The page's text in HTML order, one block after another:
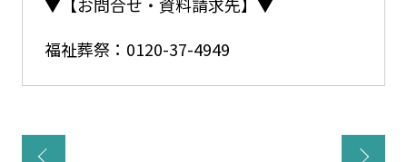
福祉葬祭： 0120-37-4949